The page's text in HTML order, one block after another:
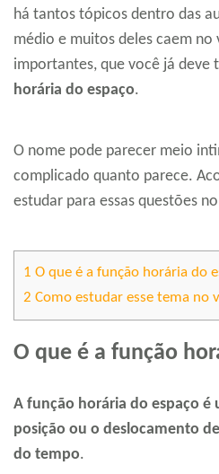
há tantos tópicos dentro das
médio e muitos deles caem no
importantes, que você já deve
horária do espaço.
O nome pode parecer meio
complicado quanto parece.
estudar para essas questões
1 O que é a função horária do
2 Como estudar esse tema no
O que é a função
A função horária do espaço é
posição ou o deslocamento
do tempo.